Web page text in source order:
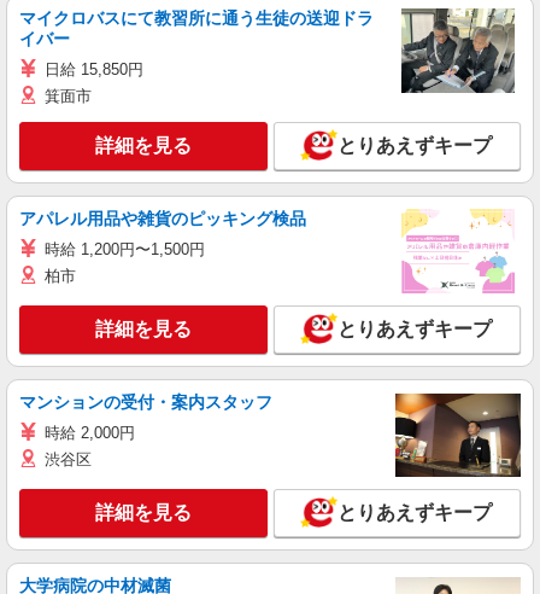
マイクロバスにて教習所に通う生徒の送迎ドラ
イバー
日給 15,850円
箕面市
詳細を見る とりあえずキープ
アパレル用品や雑貨のピッキング検品
時給 1,200円〜1,500円
柏市
詳細を見る とりあえずキープ
マンションの受付・案内スタッフ
時給 2,000円
渋谷区
詳細を見る とりあえずキープ
大学病院の中材滅菌